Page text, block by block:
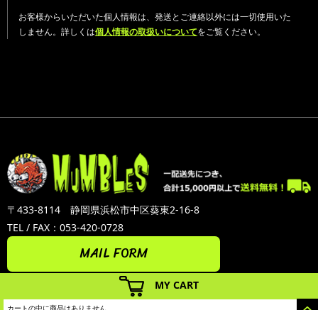
MY CART
カートの中に商品はありません
お客様からいただいた個人情報は、発送とご連絡以外には一切使用いた
しません。詳しくは個人情報の取扱いについてをご覧ください。
〒433-8114 静岡県浜松市中区葵東2-16-8
TEL / FAX：053-420-0728
MAIL FORM